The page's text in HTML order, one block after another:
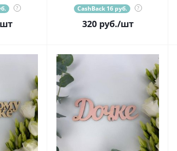
? CashBack 16 руб. ?
320руб./шт